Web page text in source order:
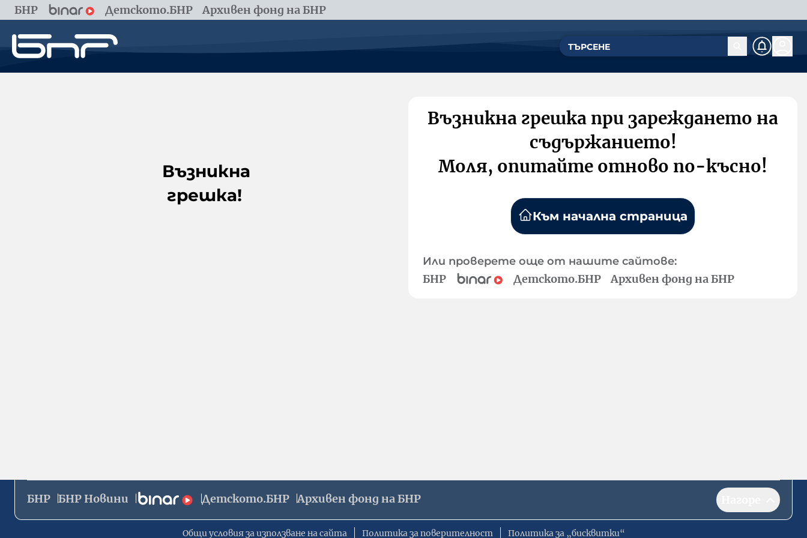
БНР Детското.БНР Архивен фонд на БНР
Възникна
грешка!
Възникна грешка при зареждането на
съдържанието!
Моля, опитайте отново по-късно!
Към начална страница
Или проверете още от нашите сайтове:
БНР Детското.БНР Архивен фонд на БНР
БНР БНР Новини Детското.БНР Архивен фонд на БНР
Общи условия за използване на сайта Политика за поверителност Политика за „бисквитки“